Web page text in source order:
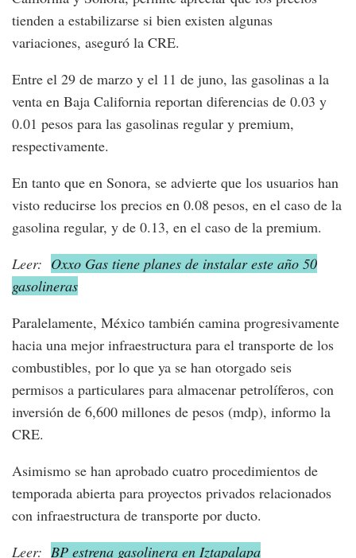
tienden a estabilizarse si bien existen algunas
variaciones, aseguró la CRE.
Entre el 29 de marzo y el 11 de juno, las gasolinas a la
venta en Baja California reportan diferencias de 0.03 y
0.01 pesos para las gasolinas regular y premium,
respectivamente.
En tanto que en Sonora, se advierte que los usuarios han
visto reducirse los precios en 0.08 pesos, en el caso de la
gasolina regular, y de 0.13, en el caso de la premium.
Leer: Oxxo Gas tiene planes de instalar este año 50
gasolineras
Paralelamente, México también camina progresivamente
hacia una mejor infraestructura para el transporte de los
combustibles, por lo que ya se han otorgado seis
permisos a particulares para almacenar petrolíferos, con
inversión de 6,600 millones de pesos (mdp), informo la
CRE.
Asimismo se han aprobado cuatro procedimientos de
temporada abierta para proyectos privados relacionados
con infraestructura de transporte por ducto.
Leer: BP estrena gasolinera en Iztapalapa